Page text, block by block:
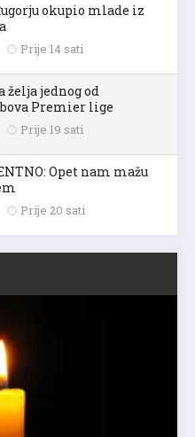
okupio mlade iz
Prije 14 sati
jednog od
Premier lige
Prije 19 sati
Opet nam mažu
Prije 20 sati